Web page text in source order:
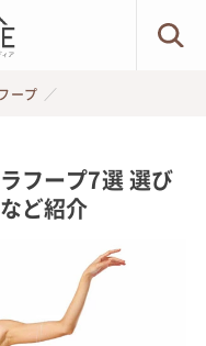
ープ
フープ7選 選び
ど紹介